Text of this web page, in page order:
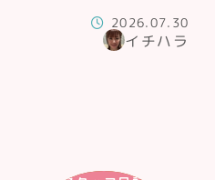
2026.07.30
イチハラ